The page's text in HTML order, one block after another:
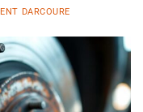
DARCOURE